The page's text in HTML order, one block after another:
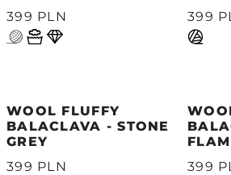
399 PLN
399
WOOL FLUFFY
BALACLAVA - STONE
GREY
399 PLN
399